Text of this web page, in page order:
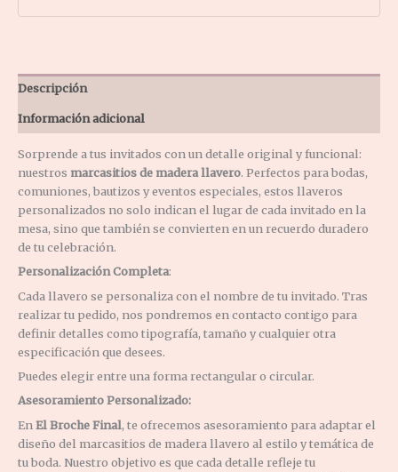
Descripción
Información adicional
Sorprende a tus invitados con un detalle original y funcional:
nuestros marcasitios de madera llavero. Perfectos para bodas,
comuniones, bautizos y eventos especiales, estos llaveros
personalizados no solo indican el lugar de cada invitado en la
mesa, sino que también se convierten en un recuerdo duradero
de tu celebración.
Personalización Completa:
Cada llavero se personaliza con el nombre de tu invitado. Tras
realizar tu pedido, nos pondremos en contacto contigo para
definir detalles como tipografía, tamaño y cualquier otra
especificación que desees.
Puedes elegir entre una forma rectangular o circular.
Asesoramiento Personalizado:
En El Broche Final, te ofrecemos asesoramiento para adaptar el
diseño del marcasitios de madera llavero al estilo y temática de
tu boda. Nuestro objetivo es que cada detalle refleje tu